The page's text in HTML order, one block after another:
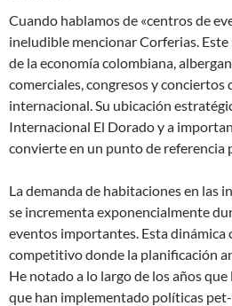
Cuando hablamos de «centros de
ineludible mencionar Corferias.
de la economía colombiana,
comerciales, congresos y conciertos
internacional. Su ubicación
Internacional El Dorado y a
convierte en un punto de referencia
La demanda de habitaciones en las
se incrementa exponencialmente
eventos importantes. Esta dinámica
competitivo donde la planificación
He notado a lo largo de los años
que han implementado políticas